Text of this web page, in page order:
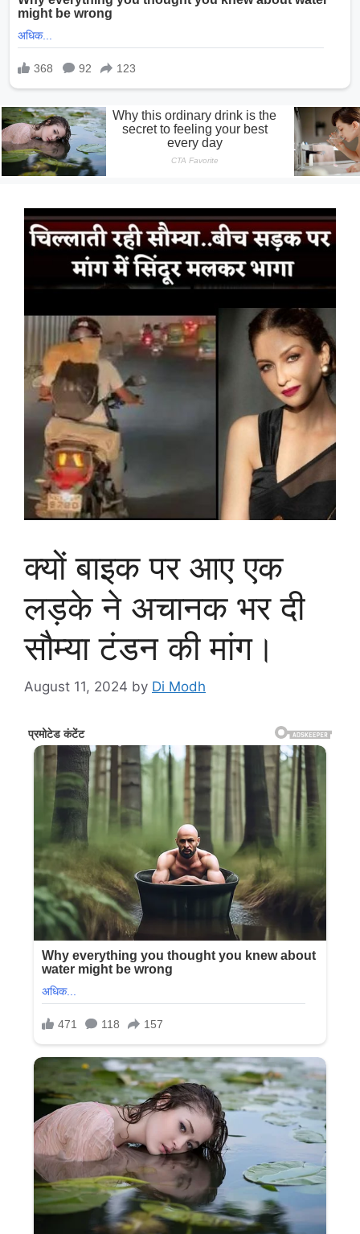
क्यों बाइक पर आए एक
लड़के ने अचानक भर दी
सौम्या टंडन की मांग।
August 11, 2024 by Di Modh